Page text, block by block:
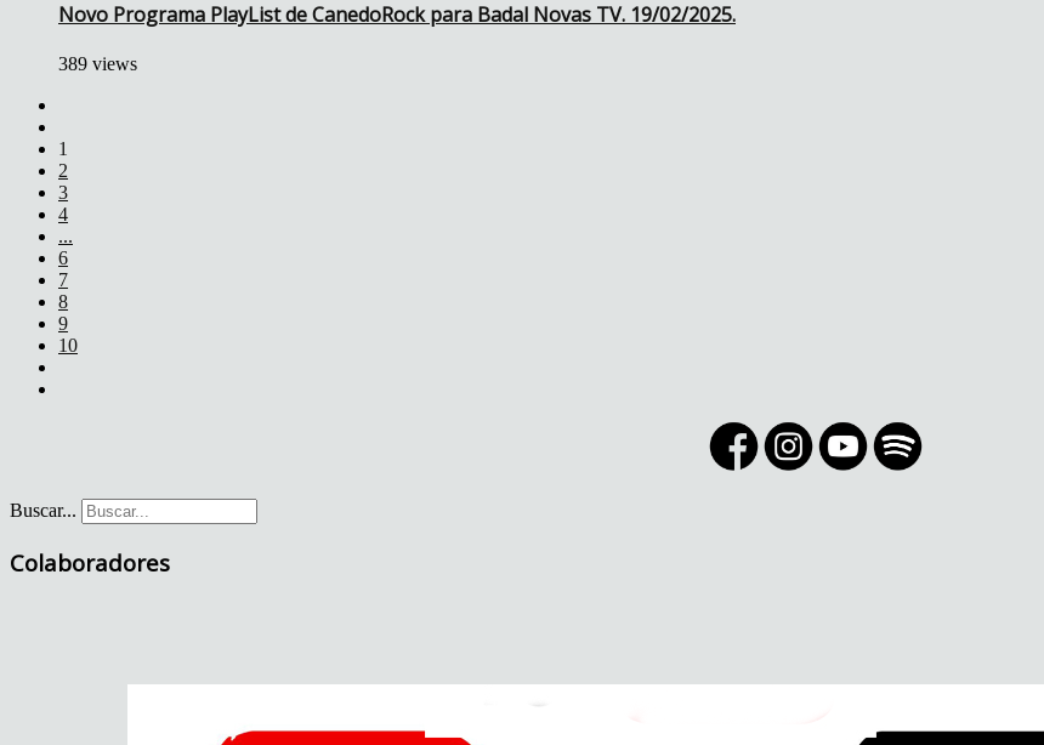
Novo Programa PlayList de CanedoRock para Badal Novas TV. 19/02/2025.
389 views
1
2
3
4
...
6
7
8
9
10
Buscar...
Colaboradores